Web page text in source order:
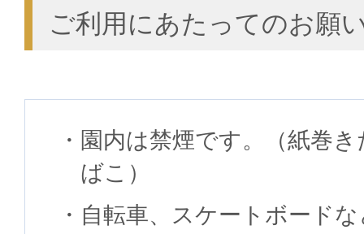
ご利用にあたってのお願
園内は禁煙です。（紙巻
ばこ）
自転車、スケートボード